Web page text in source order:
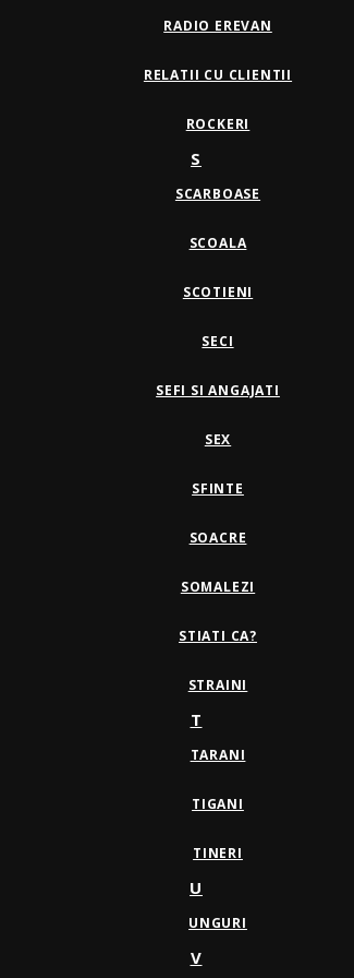
RADIO EREVAN
RELATII CU CLIENTII
ROCKERI
S
SCARBOASE
SCOALA
SCOTIENI
SECI
SEFI SI ANGAJATI
SEX
SFINTE
SOACRE
SOMALEZI
STIATI CA?
STRAINI
T
TARANI
TIGANI
TINERI
U
UNGURI
V